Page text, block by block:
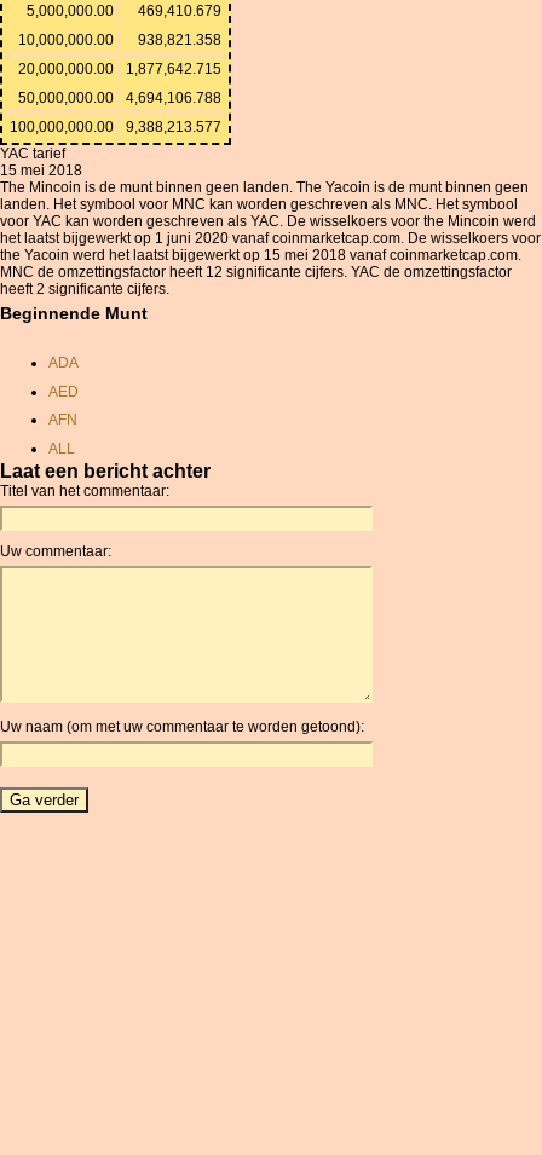
5,000,000.00
469,410.679
10,000,000.00
938,821.358
20,000,000.00
1,877,642.715
50,000,000.00
4,694,106.788
100,000,000.00
9,388,213.577
YAC tarief
15 mei 2018
The Mincoin is de munt binnen geen landen. The Yacoin is de munt binnen geen
landen. Het symbool voor MNC kan worden geschreven als MNC. Het symbool
voor YAC kan worden geschreven als YAC. De wisselkoers voor the Mincoin werd
het laatst bijgewerkt op 1 juni 2020 vanaf coinmarketcap.com. De wisselkoers voor
the Yacoin werd het laatst bijgewerkt op 15 mei 2018 vanaf coinmarketcap.com.
MNC de omzettingsfactor heeft 12 significante cijfers. YAC de omzettingsfactor
heeft 2 significante cijfers.
Beginnende Munt
ADA
AED
AFN
ALL
AMD
ANC
ANG
AOA
AUR
AWG
BAM
Laat een bericht achter
Titel van het commentaar:
Uw commentaar:
Uw naam (om met uw commentaar te worden getoond):